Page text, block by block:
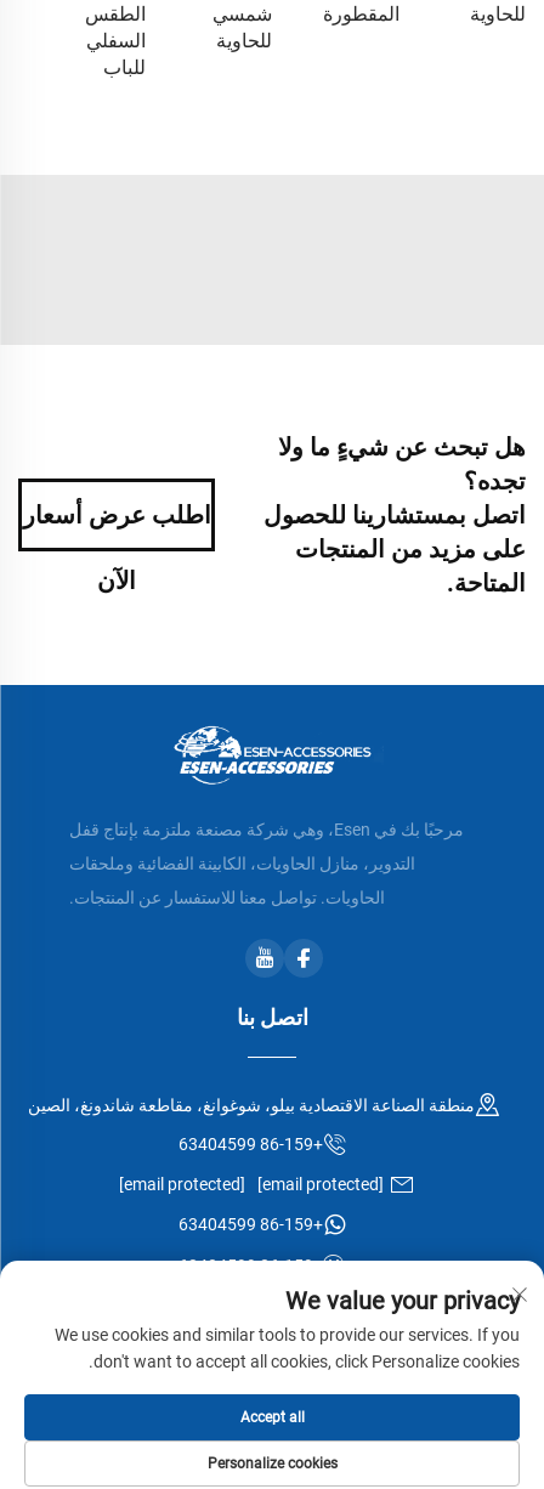
للحاوية
المقطورة
شمسي
للحاوية
الطقس
السفلي
للباب
هل تبحث عن شيءٍ ما ولا
تجده؟
اتصل بمستشارينا للحصول
على مزيد من المنتجات
المتاحة.
اطلب عرض أسعار
الآن
مرحبًا بك في Esen، وهي شركة مصنعة ملتزمة بإنتاج قفل
التدوير، منازل الحاويات، الكابينة الفضائية وملحقات
الحاويات. تواصل معنا للاستفسار عن المنتجات.
اتصل بنا
منطقة الصناعة الاقتصادية بيلو، شوغوانغ، مقاطعة شاندونغ، الصين
+86-159 63404599
[email protected]
[email protected]
+86-159 63404599
+86-159 63404599
الخصوصية -المدونة
We value your privacy
We use cookies and similar tools to provide our services. If you
don't want to accept all cookies, click Personalize cookies.
Personalize cookies
Accept all